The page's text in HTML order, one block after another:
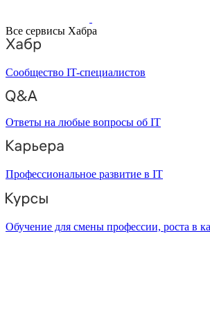
Все сервисы Хабра
Сообщество IT-специалистов
Ответы на любые вопросы об IT
Профессиональное развитие в IT
Обучение для смены профессии, роста в